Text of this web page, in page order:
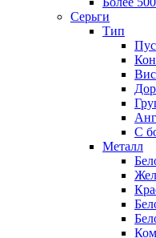
Серьги
Тип
С
Металл